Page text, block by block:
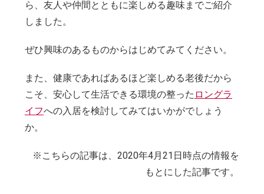
ら、友人や仲間とともに楽しめる趣味までご紹介
しました。
ぜひ興味のあるものからはじめてみてください。
また、健康であればあるほど楽しめる老後だから
こそ、安心して生活できる環境の整った ロングラ
イフへの入居を検討してみてはいかがでしょう
か。
※こちらの記事は、2020年4月21日時点の情報を
もとにした記事です。